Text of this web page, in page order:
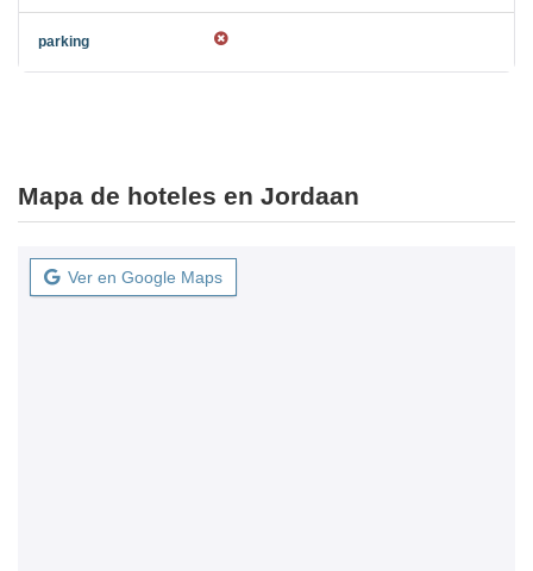
Mapa de hoteles en Jordaan
Ver en Google Maps